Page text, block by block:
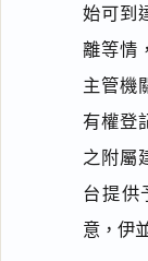
始可到
離等情
主管機
有權登
之附屬
台提供
意，伊